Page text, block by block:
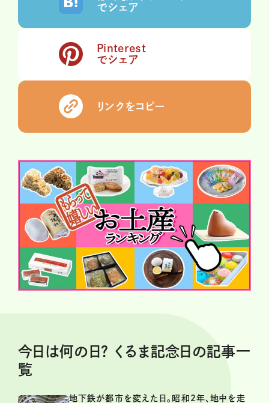
でシェア
Pinterest
でシェア
リンクをコピー
今日は何の日？ くるま記念日の記事一
覧
地下鉄が都市を変えた日。昭和2年、地中を走